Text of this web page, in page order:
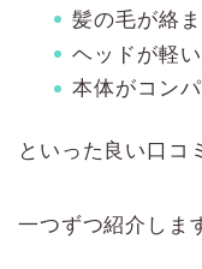
髪の毛が絡ま
ヘッドが軽い
本体がコンパ
といった良い口コ
一つずつ紹介しま